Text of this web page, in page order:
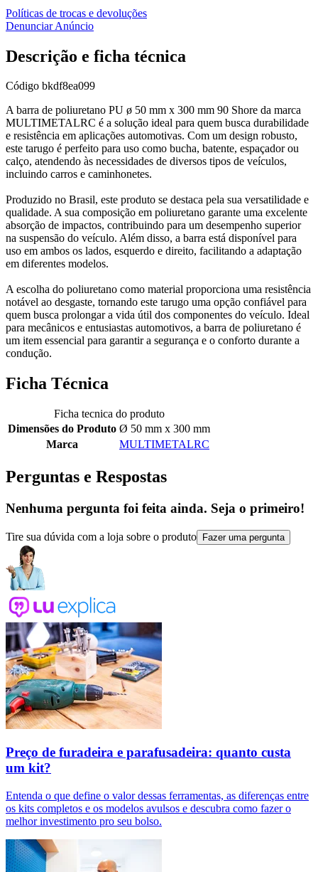
Políticas de trocas e devoluções
Denunciar Anúncio
Descrição e ficha técnica
Código bkdf8ea099
A barra de poliuretano PU ø 50 mm x 300 mm 90 Shore da marca
MULTIMETALRC é a solução ideal para quem busca durabilidade
e resistência em aplicações automotivas. Com um design robusto,
este tarugo é perfeito para uso como bucha, batente, espaçador ou
calço, atendendo às necessidades de diversos tipos de veículos,
incluindo carros e caminhonetes.
Produzido no Brasil, este produto se destaca pela sua versatilidade e
qualidade. A sua composição em poliuretano garante uma excelente
absorção de impactos, contribuindo para um desempenho superior
na suspensão do veículo. Além disso, a barra está disponível para
uso em ambos os lados, esquerdo e direito, facilitando a adaptação
em diferentes modelos.
A escolha do poliuretano como material proporciona uma resistência
notável ao desgaste, tornando este tarugo uma opção confiável para
quem busca prolongar a vida útil dos componentes do veículo. Ideal
para mecânicos e entusiastas automotivos, a barra de poliuretano é
um item essencial para garantir a segurança e o conforto durante a
condução.
Ficha Técnica
Ficha tecnica do produto
Dimensões do Produto Ø 50 mm x 300 mm
Marca
MULTIMETALRC
Perguntas e Respostas
Nenhuma pergunta foi feita ainda. Seja o primeiro!
Tire sua dúvida com a loja sobre o produto Fazer uma pergunta
Preço de furadeira e parafusadeira: quanto custa
um kit?
Entenda o que define o valor dessas ferramentas, as diferenças entre
os kits completos e os modelos avulsos e descubra como fazer o
melhor investimento pro seu bolso.